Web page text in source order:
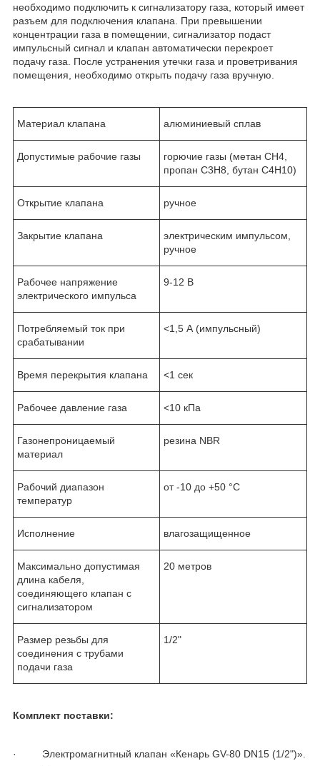
необходимо подключить к сигнализатору газа, который имеет
разъем для подключения клапана. При превышении
концентрации газа в помещении, сигнализатор подаст
импульсный сигнал и клапан автоматически перекроет
подачу газа. После устранения утечки газа и проветривания
помещения, необходимо открыть подачу газа вручную.
Материал клапана алюминиевый сплав
Допустимые рабочие газы горючие газы (метан СН4
пропан С3Н8 , бутан С4Н10)
Открытие клапана ручное
Закрытие клапана
электрическим импульсом,
ручное
Рабочее напряжение
электрического импульса
9-12 В
Потребляемый ток при
срабатывании
<1,5 А (импульсный)
Время перекрытия клапана <1 сек
Рабочее давление газа <10 кПа
Газонепроницаемый
материал
резина NBR
Рабочий диапазон
температур
от -10 до +50 °С
Исполнение влагозащищенное
Максимально допустимая
длина кабеля,
соединяющего клапан с
сигнализатором
20 метров
Размер резьбы для
соединения с трубами
подачи газа
1/2"
Комплект поставки:
· Электромагнитный клапан «Кенарь GV-80 DN15 (1/2")».